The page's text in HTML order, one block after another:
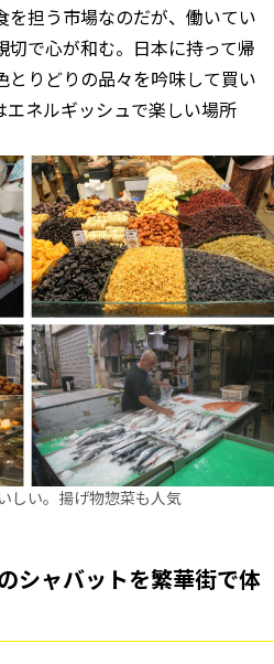
担う市場なのだが、働いてい
切で心が和む。日本に持って帰
とりどりの品々を吟味して買い
エネルギッシュで楽しい場所
しい。揚げ物惣菜も人気
シャバットを繁華街で体